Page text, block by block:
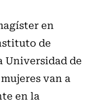
en
de
Universidad de
van a
en la